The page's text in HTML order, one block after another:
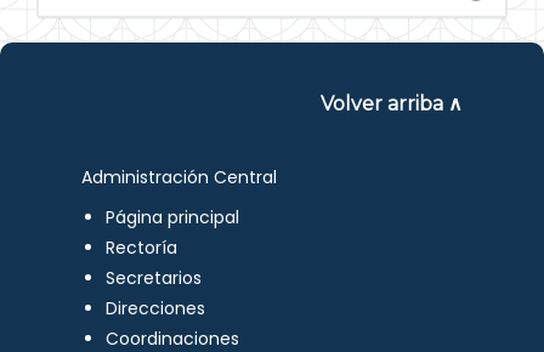
Volver arriba ∧
Administración Central
Página principal
Rectoría
Secretarios
Direcciones
Coordinaciones